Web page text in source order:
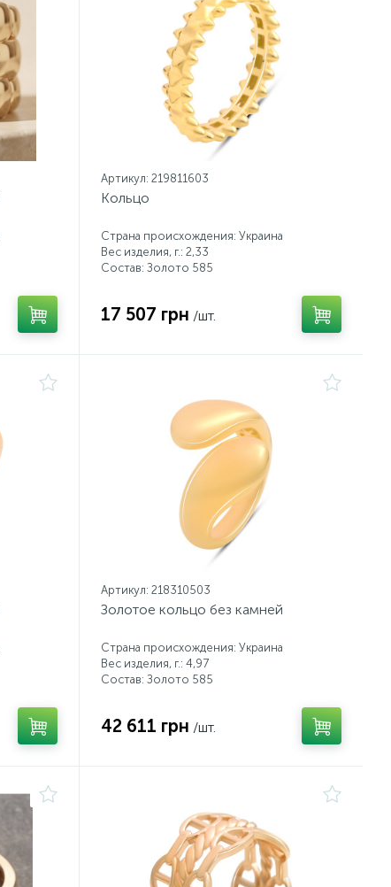
Артикул: 219811603
Кольцо
Страна происхождения: Украина
Вес изделия, г.: 2,33
Состав: Золото 585
17 507 грн /шт.
Артикул: 218310503
Золотое кольцо без камней
Страна происхождения: Украина
Вес изделия, г.: 4,97
Состав: Золото 585
42 611 грн /шт.